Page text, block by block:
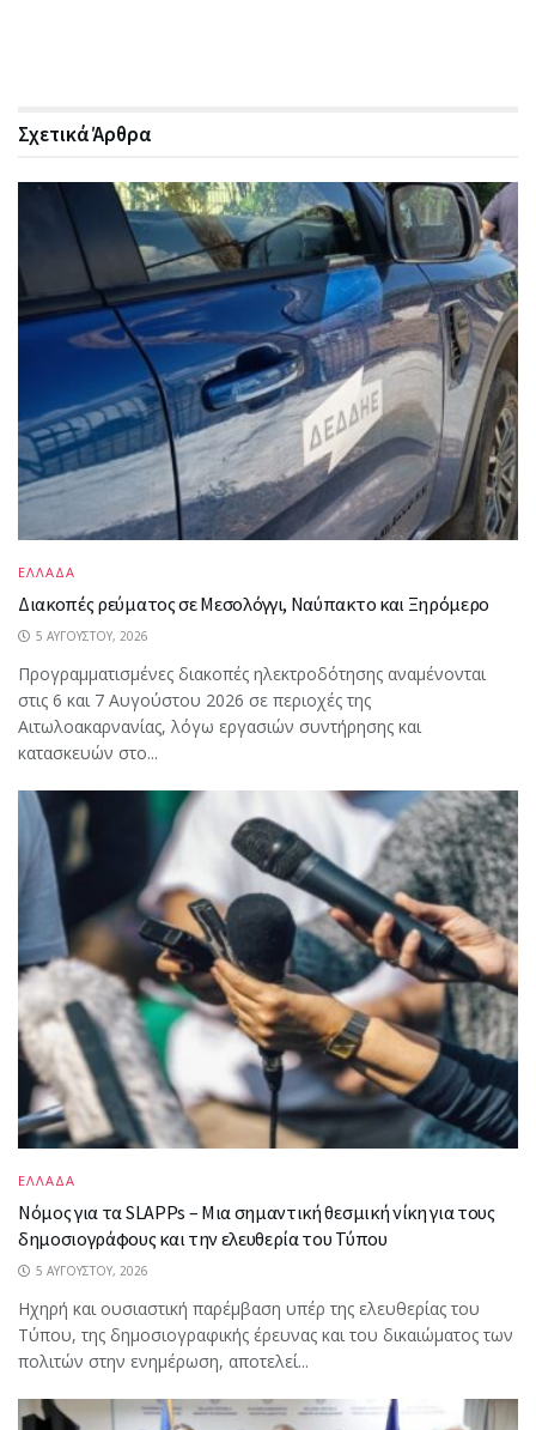
ΣχετικάΆρθρα
ΕΛΛΑΔΑ
Διακοπές ρεύματος σε Μεσολόγγι, Ναύπακτο και Ξηρόμερο
5 ΑΥΓΟΎΣΤΟΥ, 2026
Προγραμματισμένες διακοπές ηλεκτροδότησης αναμένονται
στις 6 και 7 Αυγούστου 2026 σε περιοχές της
Αιτωλοακαρνανίας, λόγω εργασιών συντήρησης και
κατασκευών στο...
ΕΛΛΑΔΑ
Νόμος για τα SLAPPs – Μια σημαντική θεσμική νίκη για τους
δημοσιογράφους και την ελευθερία του Τύπου
5 ΑΥΓΟΎΣΤΟΥ, 2026
Ηχηρή και ουσιαστική παρέμβαση υπέρ της ελευθερίας του
Τύπου, της δημοσιογραφικής έρευνας και του δικαιώματος των
πολιτών στην ενημέρωση, αποτελεί...